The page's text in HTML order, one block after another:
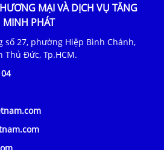
MẠI VÀ DỊCH VỤ TĂNG
MINH PHÁT
số 27, phường Hiệp Bình Chánh,
Thủ Đức, Tp.HCM.